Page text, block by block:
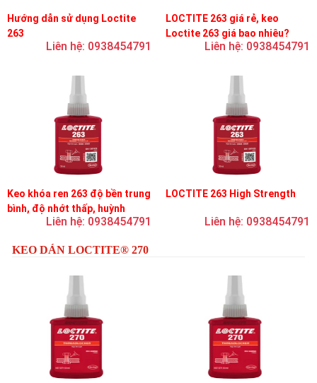
Hướng dẫn sử dụng Loctite
263
Liên hệ: 0938454791
LOCTITE 263 giá rẻ, keo
Loctite 263 giá bao nhiêu?
Liên hệ: 0938454791
Keo khóa ren 263 độ bền trung
bình, độ nhớt thấp, huỳnh
Liên hệ: 0938454791
LOCTITE 263 High Strength
Liên hệ: 0938454791
KEO DÁN LOCTITE® 270